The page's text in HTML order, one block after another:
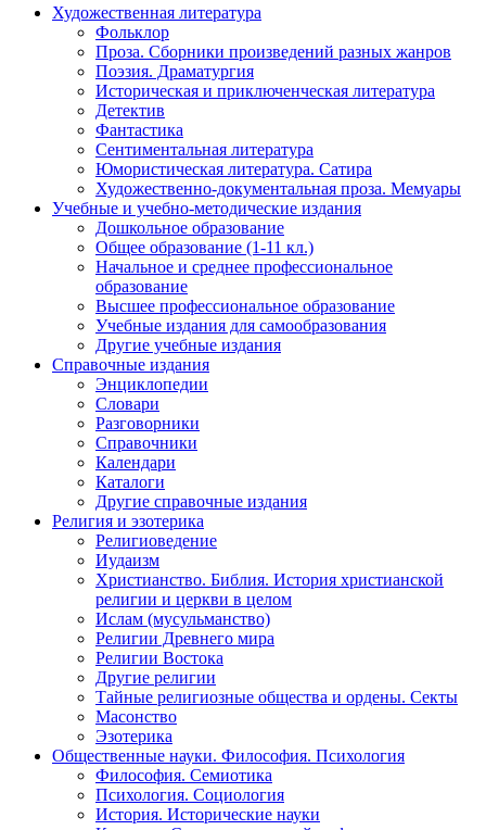
Художественная литература
Фольклор
Проза. Сборники произведений разных жанров
Поэзия. Драматургия
Историческая и приключенческая литература
Детектив
Фантастика
Сентиментальная литература
Юмористическая литература. Сатира
Художественно-документальная проза. Мемуары
Учебные и учебно-методические издания
Дошкольное образование
Общее образование (1-11 кл.)
Начальное и среднее профессиональное
образование
Высшее профессиональное образование
Учебные издания для самообразования
Другие учебные издания
Справочные издания
Энциклопедии
Словари
Разговорники
Справочники
Календари
Каталоги
Другие справочные издания
Религия и эзотерика
Религиоведение
Иудаизм
Христианство. Библия. История христианской
религии и церкви в целом
Ислам (мусульманство)
Религии Древнего мира
Религии Востока
Другие религии
Тайные религиозные общества и ордены. Секты
Масонство
Эзотерика
Общественные науки. Философия. Психология
Философия. Семиотика
Психология. Социология
История. Исторические науки